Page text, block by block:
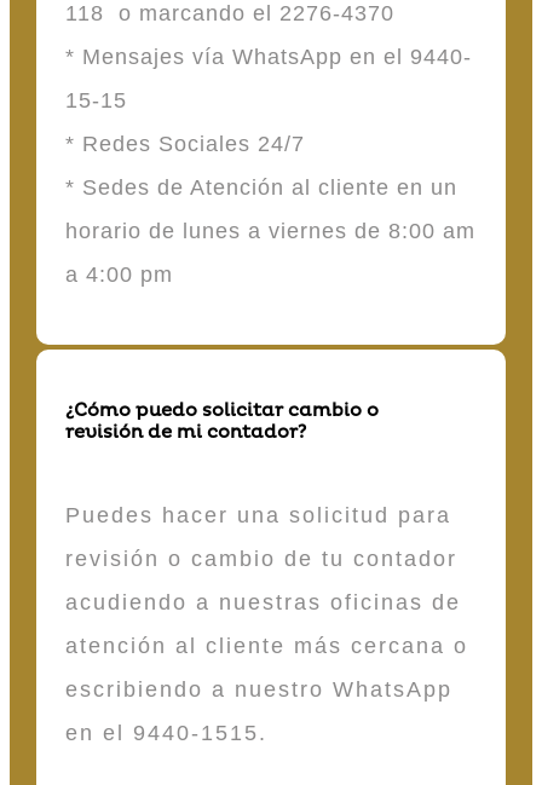
118 o marcando el 2276-4370
* Mensajes vía WhatsApp en el 9440-
15-15
* Redes Sociales 24/7
* Sedes de Atención al cliente en un
horario de lunes a viernes de 8:00 am
a 4:00 pm
¿Cómo puedo solicitar cambio o
revisión de mi contador?
Puedes hacer una solicitud para
revisión o cambio de tu contador
acudiendo a nuestras oficinas de
atención al cliente más cercana o
escribiendo a nuestro WhatsApp
en el 9440-1515.